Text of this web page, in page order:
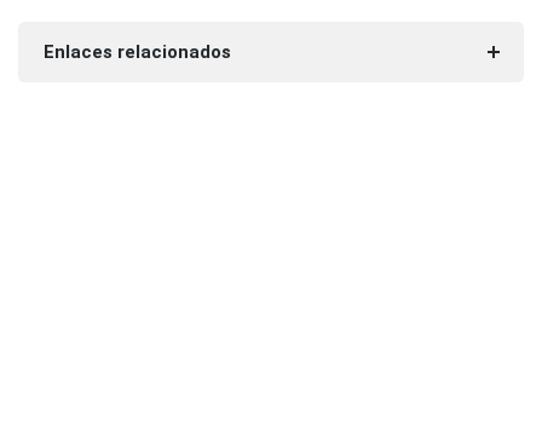
Enlaces relacionados